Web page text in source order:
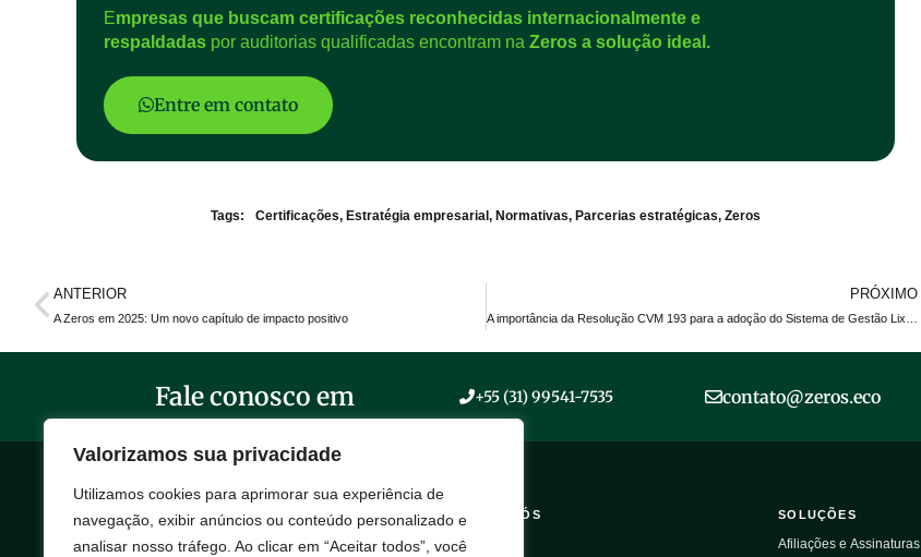
Valorizamos sua privacidade
Utilizamos cookies para aprimorar sua experiência de
navegação, exibir anúncios ou conteúdo personalizado e
analisar nosso tráfego. Ao clicar em “Aceitar todos”, você
Empresas que buscam certificações reconhecidas internacionalmente e
respaldadas por auditorias qualificadas encontram na Zeros a solução ideal.
Entre em contato
Tags: Certificações, Estratégia empresarial, Normativas, Parcerias estratégicas, Zeros
ANTERIOR
A Zeros em 2025: Um novo capítulo de impacto positivo
PRÓXIMO
Fale conosco em +55 (31) 99541-7535 contato@zeros.eco
SOBRE NÓS
A Zeros
SOLUÇÕES
Afiliações e Assinaturas